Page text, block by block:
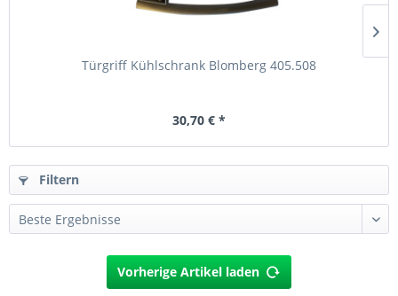
Türgriff Kühlschrank Blomberg 405.508
30,70 € *
Filtern
Vorherige Artikel laden